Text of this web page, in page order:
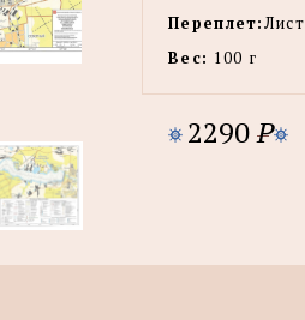
Переплет:
Вес: 100 г
2290P